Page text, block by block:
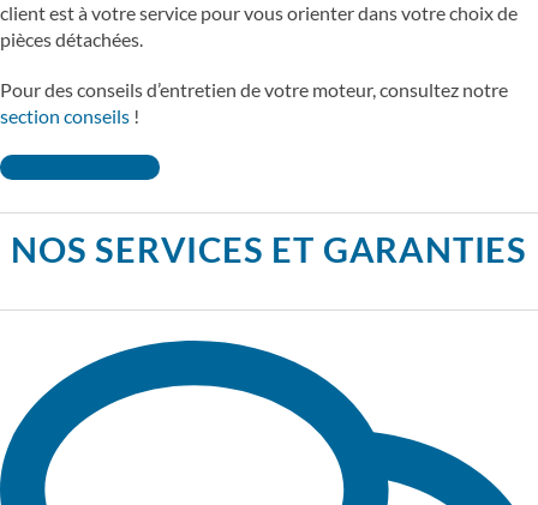
client est à votre service pour vous orienter dans votre choix de
pièces détachées.
Pour des conseils d’entretien de votre moteur, consultez notre
section conseils !
Contactez-nous !
NOS SERVICES ET GARANTIES